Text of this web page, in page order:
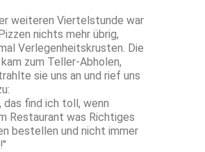
weiteren Viertelstunde war
nichts mehr übrig,
Verlegenheitskrusten. Die
zum Teller-Abholen,
sie uns an und rief uns
das find ich toll, wenn
Restaurant was Richtiges
bestellen und nicht immer